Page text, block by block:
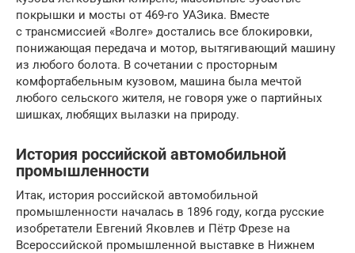
покрышки и мосты от 469-го УАЗика. Вместе
с трансмиссией «Волге» достались все блокировки,
понижающая передача и мотор, вытягивающий машину
из любого болота. В сочетании с просторным
комфортабельным кузовом, машина была мечтой
любого сельского жителя, не говоря уже о партийных
шишках, любящих вылазки на природу.
История российской автомобильной
промышленности
Итак, история российской автомобильной
промышленности началась в 1896 году, когда русские
изобретатели Евгений Яковлев и Пётр Фрезе на
Всероссийской промышленной выставке в Нижнем